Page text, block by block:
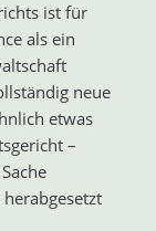
ist für
als ein
neue
etwas
–